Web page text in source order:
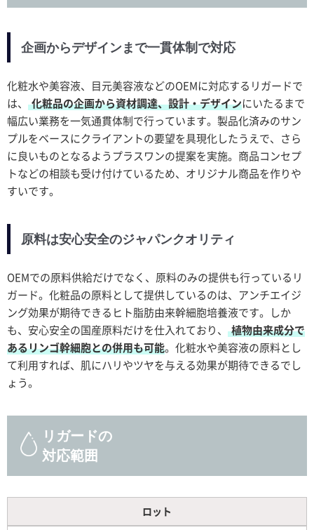
企画からデザインまで一貫体制で対応
化粧水や美容液、目元美容液などのOEMに対応するリガードで
は、
化粧品の企画から資材調達、設計・デザインにいたるまで
幅広い業務を一気通貫体制で行っています。製品化済みのサン
プルをベースにクライアントの要望を具現化したうえで、さら
に良いものとなるようプラスワンの提案を実施。商品コンセプ
トなどの相談も受け付けているため、オリジナル商品を作りや
すいです。
原料は安心安全のジャパンクオリティ
OEMでの原料供給だけでなく、原料のみの提供も行っているリ
ガード。化粧品の原料として提供しているのは、アンチエイジ
ング効果が期待できるヒト脂肪由来幹細胞培養液です。しか
も、安心安全の国産原料だけを仕入れており、
植物由来成分で
あるリンゴ幹細胞との併用も可能。化粧水や美容液の原料とし
て利用すれば、肌にハリやツヤを与える効果が期待できるでし
ょう。
リガードの
対応範囲
ロット